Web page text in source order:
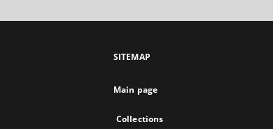
SITEMAP
Main page
Collections